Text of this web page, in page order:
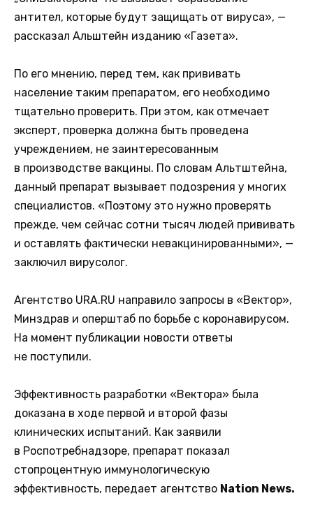
антител, которые будут защищать от вируса», —
рассказал Альштейн изданию «Газета».
По его мнению, перед тем, как прививать
население таким препаратом, его необходимо
тщательно проверить. При этом, как отмечает
эксперт, проверка должна быть проведена
учреждением, не заинтересованным
в производстве вакцины. По словам Альтштейна,
данный препарат вызывает подозрения у многих
специалистов. «Поэтому это нужно проверять
прежде, чем сейчас сотни тысяч людей прививать
и оставлять фактически невакцинированными», —
заключил вирусолог.
Агентство URA.RU направило запросы в «Вектор»,
Минздрав и оперштаб по борьбе с коронавирусом.
На момент публикации новости ответы
не поступили.
Эффективность разработки «Вектора» была
доказана в ходе первой и второй фазы
клинических испытаний. Как заявили
в Роспотребнадзоре, препарат показал
стопроцентную иммунологическую
эффективность, передает агентство Nation News.